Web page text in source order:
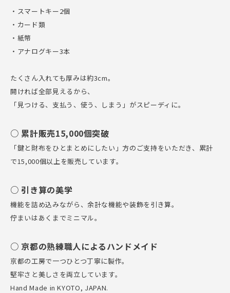
・スマートキー2個
・カード類
・紙幣
・アナログキー3本
たくさん入れても厚みは約3cm。
開ければ全部見えるから、
「見つける、支払う、使う、しまう」がスピーディに。
○ 累計販売15,000個突破
「鍵と財布をひとまとめにしたい」方のご支持をいただき、累計
で15,000個以上を販売しています。
○ 引き算の美学
機能を詰め込みながら、余計な機能や装飾を引き算。
佇まいはあくまでミニマル。
○ 京都の熟練職人によるハンドメイド
京都の工房で一つひとつ丁寧に製作。
堅牢さと美しさを両立しています。
Hand Made in KYOTO, JAPAN.